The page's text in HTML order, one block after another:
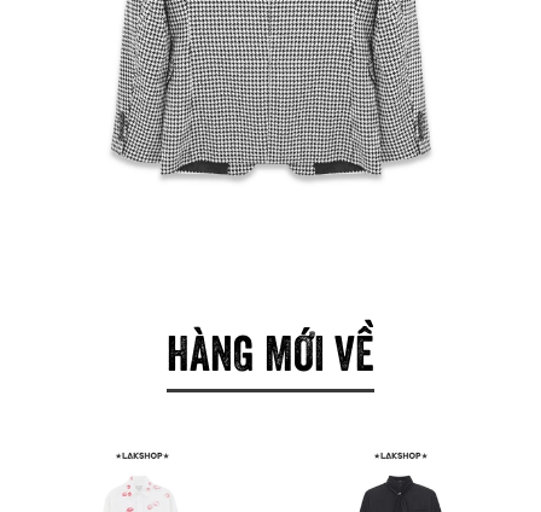
HÀNG MỚI VỀ